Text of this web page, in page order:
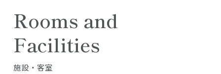
Rooms and
Facilities
施設・客室